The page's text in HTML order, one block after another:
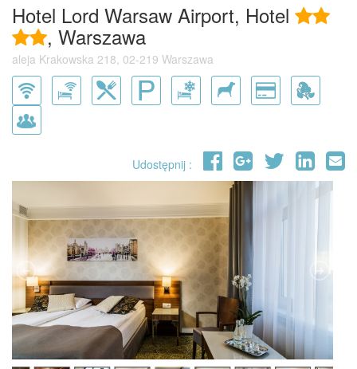
Hotel Lord Warsaw Airport, Hotel
, Warszawa
aleja Krakowska 218, 02-219 Warszawa
Udostępnij :